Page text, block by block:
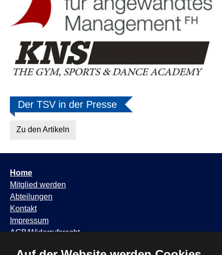
Der TSV in der Presse
Zu den Artikeln
Home
Mitglied werden
Abteilungen
Kontakt
Impressum
AGB/Widerrufsrecht